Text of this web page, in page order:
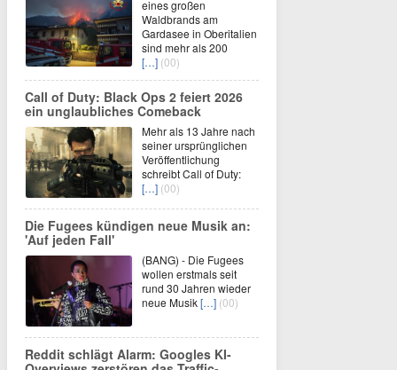
eines großen
Waldbrands am
Gardasee in Oberitalien
sind mehr als 200
[…] (00)
Call of Duty: Black Ops 2 feiert 2026
ein unglaubliches Comeback
Mehr als 13 Jahre nach
seiner ursprünglichen
Veröffentlichung
schreibt Call of Duty:
[…] (00)
Die Fugees kündigen neue Musik an:
'Auf jeden Fall'
(BANG) - Die Fugees
wollen erstmals seit
rund 30 Jahren wieder
neue Musik[…] (00)
Reddit schlägt Alarm: Googles KI-